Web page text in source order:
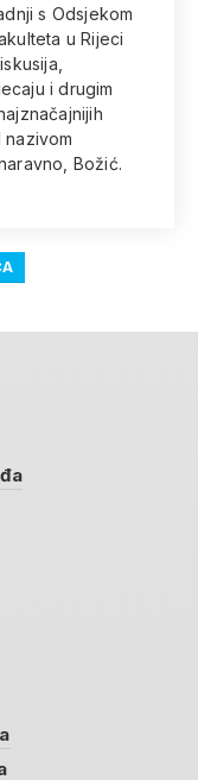
s Odsjekom
u Rijeci
i drugim
Božić.